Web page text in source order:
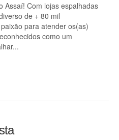
Assaí! Com lojas espalhadas
de + 80 mil
para atender os(as)
como um